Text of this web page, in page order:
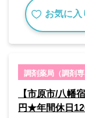
お気に入
調剤薬局（調剤専
【市原市/八幡
円★年間休日